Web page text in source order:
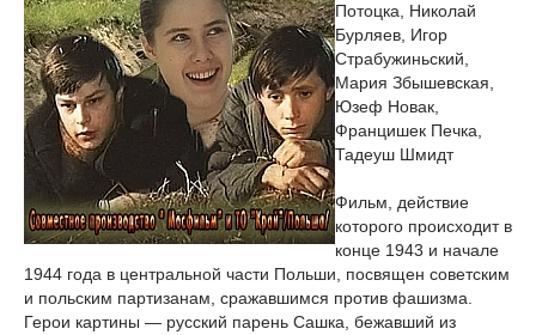
Потоцка, Николай
Бурляев, Игор
Страбужиньский,
Мария Збышевская,
Юзеф Новак,
Францишек Печка,
Тадеуш Шмидт
Фильм, действие
которого происходит в
конце 1943 и начале
1944 года в центральной части Польши, посвящен советским
и польским партизанам, сражавшимся против фашизма.
Герои картины — русский парень Сашка, бежавший из